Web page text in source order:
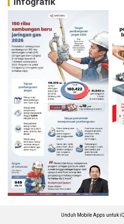
Unduh Mobile Apps untuk